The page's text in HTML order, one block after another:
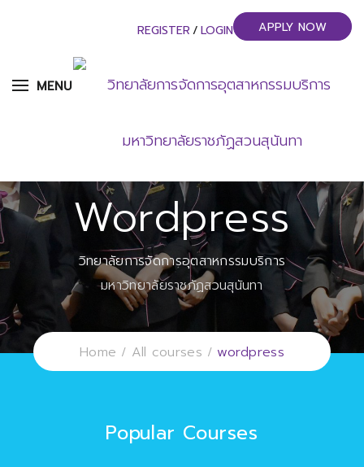
MENU
REGISTER / LOGIN APPLY NOW
Wordpress
วิทยาลัยการจัดการอุตสาหกรรมบริการ
มหาวิทยาลัยราชภัฏสวนสุนันทา
Home All courses wordpress
Popular Courses